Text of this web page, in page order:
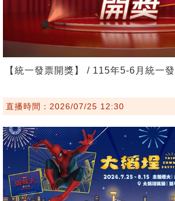
【統一發票開獎】 / 115年5-6月統一
直播時間：2026/07/25 12:30